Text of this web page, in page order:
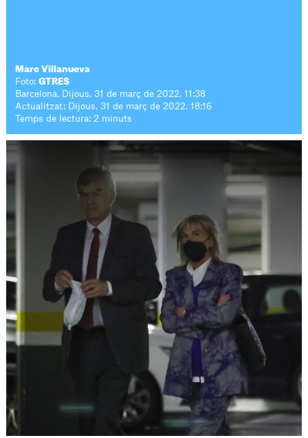
Marc Villanueva
Foto:GTRES
Barcelona. Dijous, 31 de març de 2022. 11:38
Actualitzat: Dijous, 31 de març de 2022. 18:16
Temps de lectura: 2 minuts